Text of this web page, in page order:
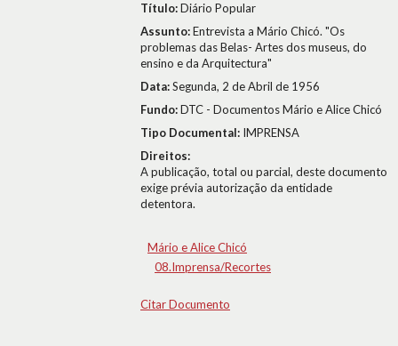
Título:Diário Popular
Assunto:Entrevista a Mário Chicó. "Os
problemas das Belas- Artes dos museus, do
ensino e da Arquitectura"
Data:Segunda, 2 de Abril de 1956
Fundo:DTC - Documentos Mário e Alice Chicó
Tipo Documental: IMPRENSA
Direitos:
A publicação, total ou parcial, deste documento
exige prévia autorização da entidade
detentora.
Mário e Alice Chicó
08.Imprensa/Recortes
Citar Documento